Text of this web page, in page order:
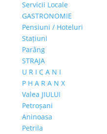
Servicii Locale
GASTRONOMIE
Pensiuni / Hoteluri
Stațiuni
Parâng
STRAJA
U R I C A N I
P H A R A N X
Valea JIULUI
Petroșani
Aninoasa
Petrila